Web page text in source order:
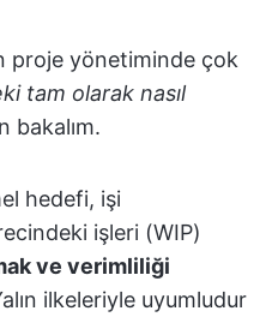
proje yönetiminde çok
tam olarak nasıl
bakalım.
hedefi, işi
işleri (WIP)
ve verimliliği
ilkeleriyle uyumludur